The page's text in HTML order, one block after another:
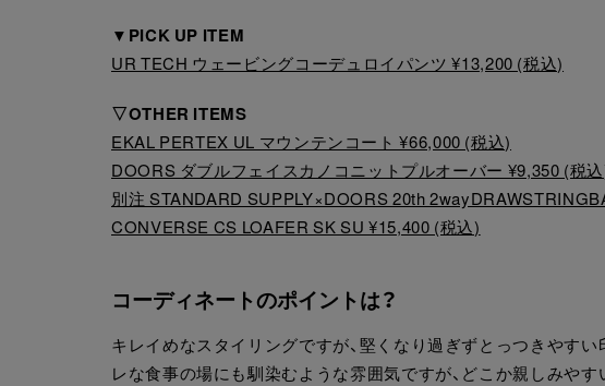
▼PICK UP ITEM
UR TECH ウェービングコーデュロイパンツ ¥13,200 (税込)
▽OTHER ITEMS
EKAL PERTEX UL マウンテンコート ¥66,000 (税込)
DOORS ダブルフェイスカノコニットプルオーバー ¥9,350 (税
別注 STANDARD SUPPLY×DOORS 20th
CONVERSE CS LOAFER SK SU ¥15,400 (税込)
コーディネートのポイントは？
キレイめなスタイリングですが、堅くなり過ぎずとっつきやす
レな食事の場にも馴染むような雰囲気ですが、どこか親しみや